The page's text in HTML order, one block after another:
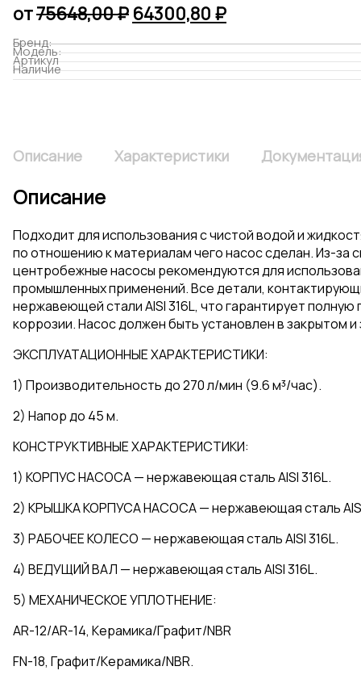
от75648,00₽ Первоначальная
цена
составляла
75648,00 ₽.
64300,80 ₽Текущая
цена:
64300,80 ₽.
Бренд:
Модель:
Артикул
Наличие
Описание Характеристики
Описание
Подходит для использования с чистой водой и
по отношению к материалам чего насос сделан. Из-за
центробежные насосы рекомендуются для
промышленных применений. Все детали,
нержавеющей стали AISI 316L, что гарантирует
коррозии. Насос должен быть установлен в
ЭКСПЛУАТАЦИОННЫЕ ХАРАКТЕРИСТИКИ:
1) Производительность до 270 л/мин (9.6 м³/час).
2) Напор до 45 м.
КОНСТРУКТИВНЫЕ ХАРАКТЕРИСТИКИ:
1) КОРПУС НАСОСА — нержавеющая сталь AISI 316L.
2) КРЫШКА КОРПУСА НАСОСА — нержавеющая сталь
3) РАБОЧЕЕ КОЛЕСО — нержавеющая сталь AISI 316L.
4) ВЕДУЩИЙ ВАЛ — нержавеющая сталь AISI 316L.
5) МЕХАНИЧЕСКОЕ УПЛОТНЕНИЕ:
AR-12/AR-14, Керамика/Графит/NBR
FN-18, Графит/Керамика/NBR.